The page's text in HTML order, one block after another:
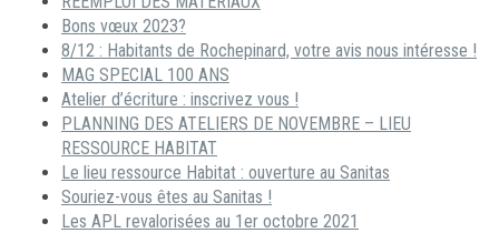
Bons vœux 2023?
8/12 : Habitants de Rochepinard, votre avis nous intéresse !
MAG SPECIAL 100 ANS
Atelier d’écriture : inscrivez vous !
PLANNING DES ATELIERS DE NOVEMBRE – LIEU
RESSOURCE HABITAT
Le lieu ressource Habitat : ouverture au Sanitas
Souriez-vous êtes au Sanitas !
Les APL revalorisées au 1er octobre 2021